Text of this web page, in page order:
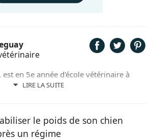
LIRE LA SUITE
est en 5e année d'école vétérinaire à
Vétérinaire d'Alfort), après 2 ans en
le poids de son chien
un régime